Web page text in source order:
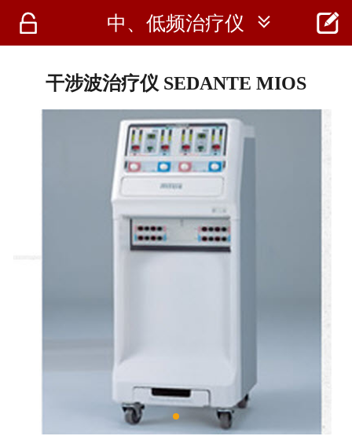
 首页
 中、低频治疗仪  
干涉波治疗仪 SEDANTE MIOS